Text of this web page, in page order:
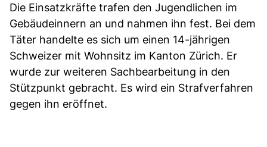
Die Einsatzkräfte trafen den Jugendlichen im
Gebäudeinnern an und nahmen ihn fest. Bei dem
Täter handelte es sich um einen 14-jährigen
Schweizer mit Wohnsitz im Kanton Zürich. Er
wurde zur weiteren Sachbearbeitung in den
Stützpunkt gebracht. Es wird ein Strafverfahren
gegen ihn eröffnet.